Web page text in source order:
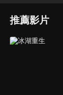
推薦影片